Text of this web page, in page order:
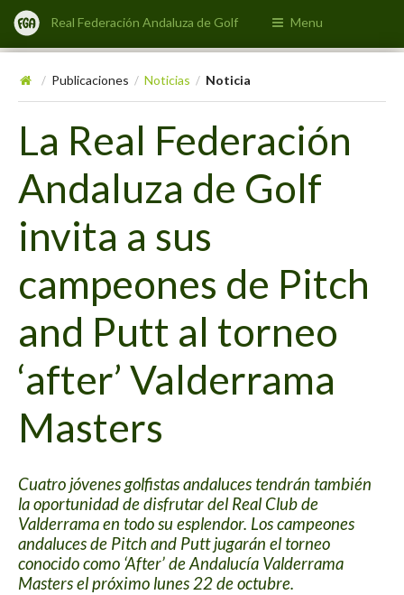
Real Federación Andaluza de Golf Menu
/ Publicaciones / Noticias / Noticia
La Real Federación
Andaluza de Golf
invita a sus
campeones de Pitch
and Putt al torneo
‘after’ Valderrama
Masters
Cuatro jóvenes golfistas andaluces tendrán también
la oportunidad de disfrutar del Real Club de
Valderrama en todo su esplendor. Los campeones
andaluces de Pitch and Putt jugarán el torneo
conocido como ‘After’ de Andalucía Valderrama
Masters el próximo lunes 22 de octubre.